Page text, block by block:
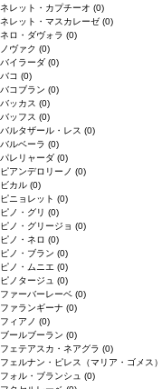
ネレット・カプチーオ (0)
ネレット・マスカレーゼ (0)
ネロ・ダヴォラ (0)
ノヴァク (0)
バイラーダ (0)
バコ (0)
バコブラン (0)
バッカス (0)
バッフス (0)
バルタザール・レス (0)
バルベーラ (0)
パレリャーダ (0)
ピアンデロリーノ (0)
ビカル (0)
ピニョレット (0)
ピノ・グリ (0)
ピノ・グリージョ (0)
ピノ・ネロ (0)
ピノ・ブラン (0)
ピノ・ムニエ (0)
ピノタージュ (0)
ファーバーレーベ (0)
ファランギーナ (0)
フィアノ (0)
ブールブーラン (0)
フェテアスカ・ネアグラ (0)
フェルナン・ピレス（マリア・ゴメス）
フォル・ブランシュ (0)